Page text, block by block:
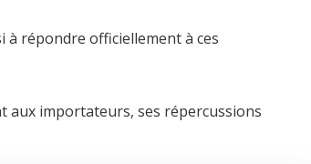
à répondre officiellement à ces
aux importateurs, ses répercussions